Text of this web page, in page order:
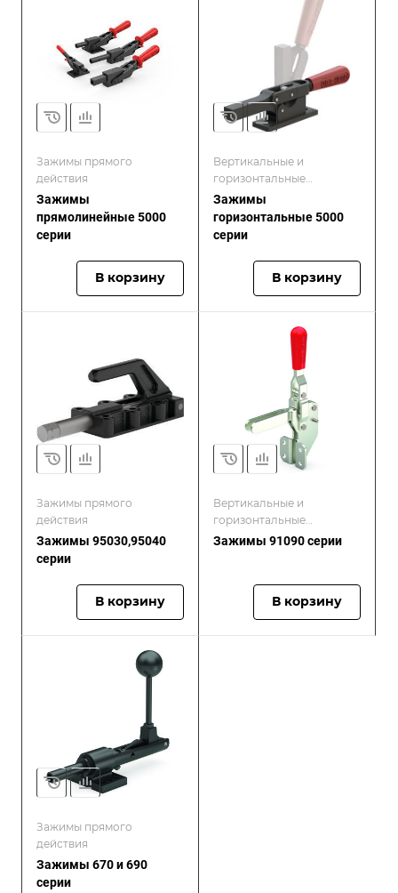
Зажимы прямого
действия
Зажимы
прямолинейные 5000
серии
В корзину
Вертикальные и
горизонтальные
прижимные зажимы
Зажимы
горизонтальные 5000
серии
В корзину
Зажимы прямого
действия
Зажимы 95030,95040
серии
В корзину
Вертикальные и
горизонтальные
прижимные зажимы
Зажимы 91090 серии
В корзину
Зажимы прямого
действия
Зажимы 670 и 690
серии